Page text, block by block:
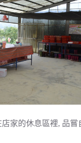
家的休息區裡, 品嘗